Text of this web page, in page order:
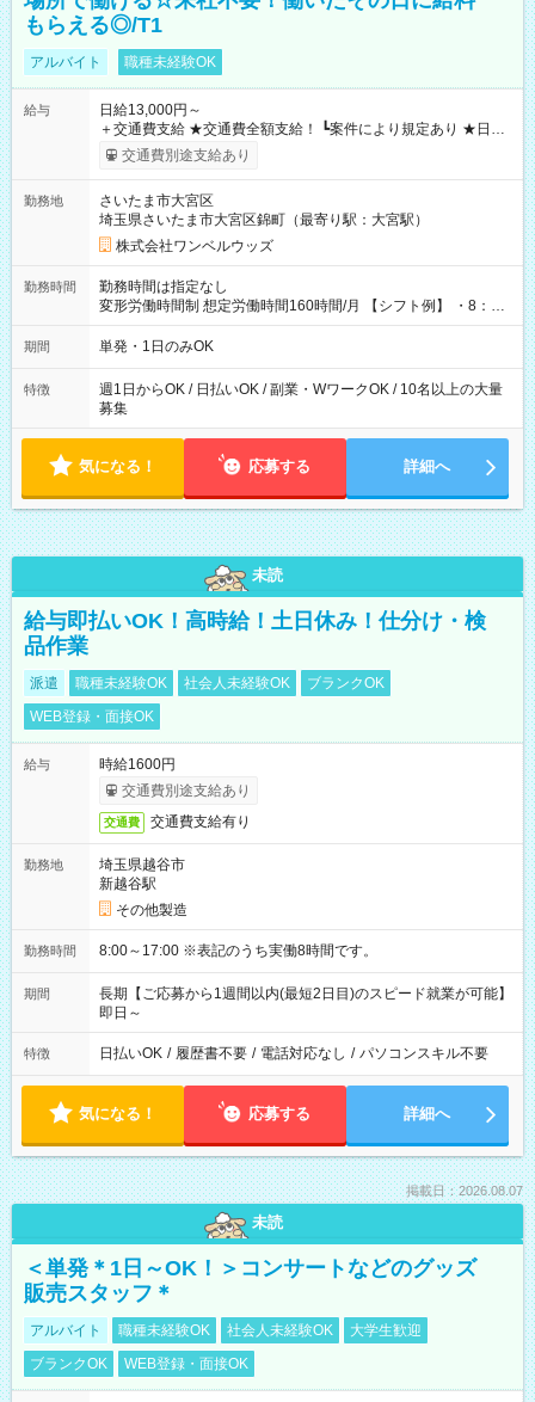
もらえる◎/T1
アルバイト 職種未経験OK
給与
日給13,000円～
＋交通費支給 ★交通費全額支給！ ┗案件により規定あり ★日払
いOK！（規定あり） ┗働いたその日に現金GET♪ お仕事後はコ
ンビニATMから 日払い分を引き落とせます！ 【試用期間】試
交通費別途支給あり
勤務地
さいたま市大宮区
埼玉県さいたま市大宮区錦町（最寄り駅：大宮駅）
株式会社ワンベルウッズ
勤務時間
勤務時間は指定なし
変形労働時間制 想定労働時間160時間/月 【シフト例】 ・8：00
～21：00
期間 単発・1日のみOK
特徴
週1日からOK / 日払いOK / 副業・WワークOK / 10名以上の大量
募集
気になる！ 応募する 詳細へ
未読
給与即払いOK！高時給！土日休み！仕分け・検
品作業
派遣 職種未経験OK 社会人未経験OK
ブランクOK
WEB登録・面接OK
給与
時給1600円
交通費別途支給あり
交通費 交通費支給有り
勤務地
埼玉県越谷市
新越谷駅
その他製造
勤務時間 8:00～17:00 ※表記のうち実働8時間です。
期間
長期【ご応募から1週間以内(最短2日目)のスピード就業が可能】
即日～
特徴 日払いOK / 履歴書不要 / 電話対応なし / パソコンスキル不要
気になる！ 応募する 詳細へ
掲載日：2026.08.07
未読
＜単発＊1日～OK！＞コンサートなどのグッズ
販売スタッフ＊
アルバイト 職種未経験OK 社会人未経験OK
大学生歓迎
ブランクOK
WEB登録・面接OK